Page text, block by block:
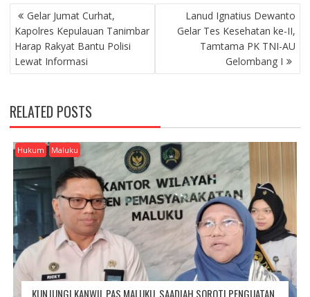
P
O
S
T
N
V
I
G
A
T
O
N
Gelar Jumat Curhat,
Kapolres Kepulauan Tanimbar
Harap Rakyat Bantu Polisi
Lewat Informasi
Lanud Ignatius Dewanto
Gelar Tes Kesehatan ke-II,
Tamtama PK TNI-AU
Gelombang I
RELATED POSTS
Hukum Maluku
KUNJUNGI KANWIL PAS MALUKU, SAADIAH SOROTI PENGUATAN